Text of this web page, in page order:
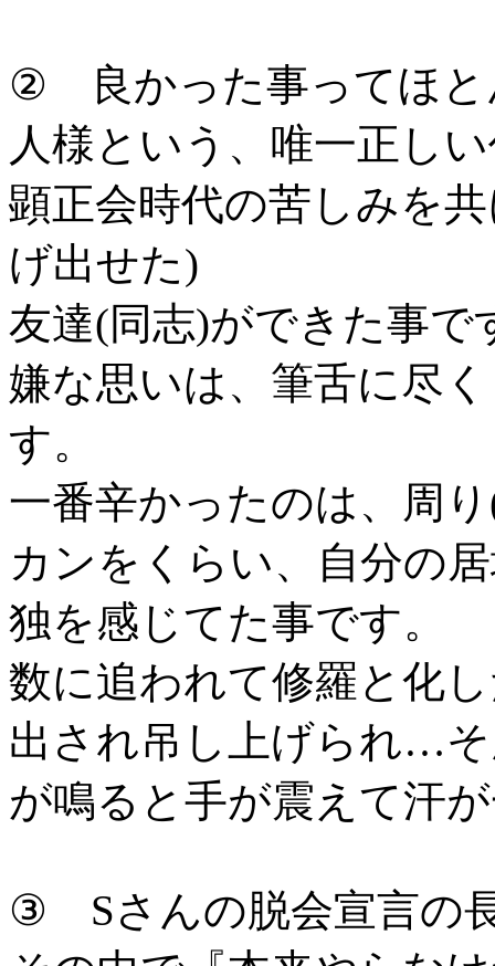
② 良かった事ってほと
人様という、唯一正し
顕正会時代の苦しみを
げ出せた)
友達(同志)ができた事で
嫌な思いは、筆舌に尽
す。
一番辛かったのは、周
カンをくらい、自分の
独を感じてた事です。
数に追われて修羅と化
出され吊し上げられ…
が鳴ると手が震えて汗
③ Sさんの脱会宣言の